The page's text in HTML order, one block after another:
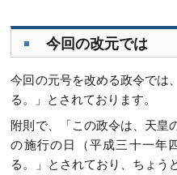
今回の改元では
今回の元号を改める政令では
る。」とされております。
附則で、「この政令は、天皇
の施行の日（平成三十一年
る。」とされており、ちょう